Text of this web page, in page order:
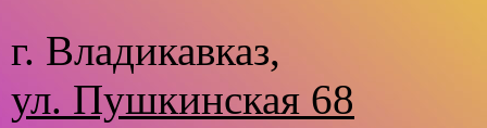
г. Владикавказ,
ул. Пушкинская 68